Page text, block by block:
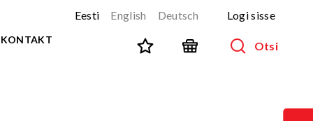
Eesti English Deutsch Logi sisse
KONTAKT Otsi